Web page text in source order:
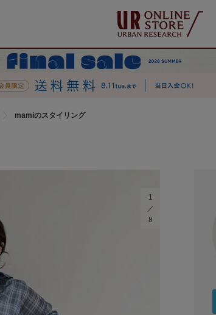
mamiのスタイリング
1
8